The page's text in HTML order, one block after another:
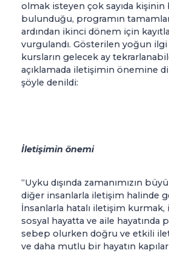
olmak isteyen çok sayıda kişinin
bulunduğu, programın
ardından ikinci dönem için
vurgulandı. Gösterilen yoğun
kursların gelecek ay
açıklamada iletişimin önemine
şöyle denildi:
İletişimin önemi
“Uyku dışında zamanımızın
diğer insanlarla iletişim halinde
İnsanlarla hatalı iletişim kurmak,
sosyal hayatta ve aile hayatında
sebep olurken doğru ve etkili
ve daha mutlu bir hayatın